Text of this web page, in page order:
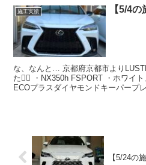
施工実績 【5/4の
な、なんと… 京都府京都市より
た🙇‍♂️ ・NX350h FSPORT ・ホワイ
ECOプラスダイヤモンドキーパープ
【5/24の